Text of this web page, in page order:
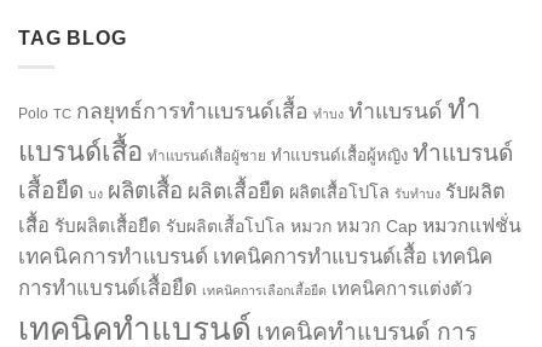
TAG BLOG
Polo TC กลยุทธ์การทำแบรนด์เสื้อ ทำบง ทำแบรนด์ ทำ
แบรนด์เสื้อ ทำแบรนด์เสื้อผู้ชาย ทำแบรนด์เสื้อผู้หญิง ทำแบรนด์
เสื้อยืด บง ผลิตเสื้อ ผลิตเสื้อยืด ผลิตเสื้อโปโล รับทำบง รับผลิต
เสื้อ รับผลิตเสื้อยืด รับผลิตเสื้อโปโล หมวก หมวก Cap หมวกแฟชั่น
เทคนิคการทำแบรนด์ เทคนิคการทำแบรนด์เสื้อ เทคนิค
การทำแบรนด์เสื้อยืด เทคนิคการเลือกเสื้อยืด เทคนิคการแต่งตัว
เทคนิคทำแบรนด์ เทคนิคทำแบรนด์ การ